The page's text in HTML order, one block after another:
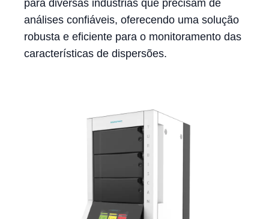
para diversas indústrias que precisam de
análises confiáveis, oferecendo uma solução
robusta e eficiente para o monitoramento das
características de dispersões.